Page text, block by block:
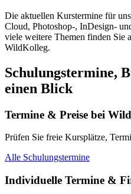
Die aktuellen Kurstermine für
Cloud, Photoshop-, InDesign-
viele weitere Themen finden Sie
WildKolleg.
Schulungstermine,
einen Blick
Termine & Preise bei
Prüfen Sie freie Kursplätze,
Alle Schulungs­termine
Individuelle Termine &